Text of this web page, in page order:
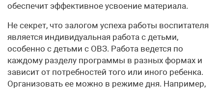
обеспечит эффективное усвоение материала.
Не секрет, что залогом успеха работы воспитателя
является индивидуальная работа с детьми,
особенно с детьми с ОВЗ. Работа ведется по
каждому разделу программы в разных формах и
зависит от потребностей того или иного ребенка.
Организовать ее можно в режиме дня. Например,